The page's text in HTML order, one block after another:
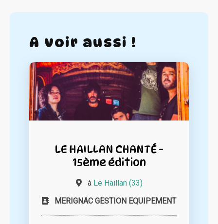
A voir aussi !
LE HAILLAN CHANTÉ -
15ème édition
à Le Haillan (33)
MERIGNAC GESTION EQUIPEMENT